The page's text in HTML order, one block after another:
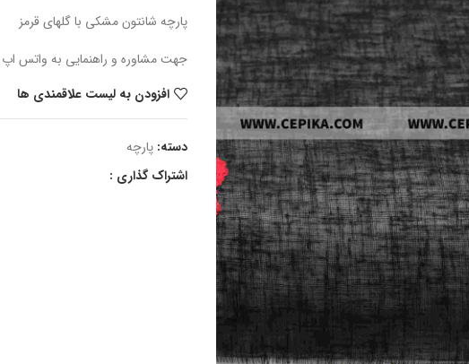
پارچه شانتون مشکی با گلهای قرمز
جهت مشاوره و راهنمایی به واتس اپ 09354081131 پیام دهیدو یا تماس
افزودن به لیست علاقمندی ها
دسته: پارچه
اشتراک گذاری :